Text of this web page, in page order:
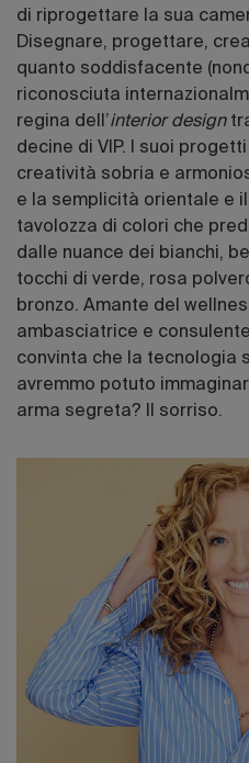
di riprogettare la sua
Disegnare, progettare,
quanto soddisfacente
riconosciuta
regina dell’interior design
decine di VIP. I suoi
creatività sobria e
e la semplicità orientale e
tavolozza di colori che
dalle nuance dei bianchi,
tocchi di verde, rosa
bronzo. Amante del
ambasciatrice e
convinta che la tecnologia
avremmo potuto
arma segreta? Il sorriso.